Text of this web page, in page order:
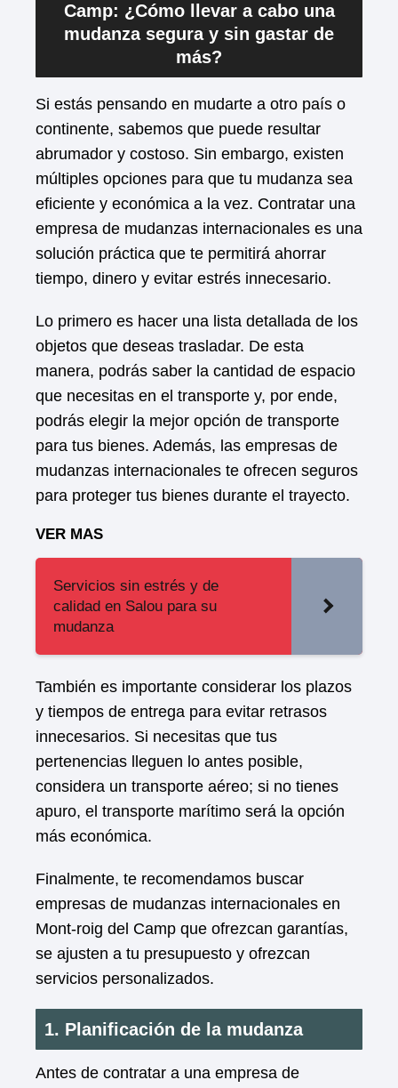
Camp: ¿Cómo llevar a cabo una
mudanza segura y sin gastar de
más?
Si estás pensando en mudarte a otro país o
continente, sabemos que puede resultar
abrumador y costoso. Sin embargo, existen
múltiples opciones para que tu mudanza sea
eficiente y económica a la vez. Contratar una
empresa de mudanzas internacionales es una
solución práctica que te permitirá ahorrar
tiempo, dinero y evitar estrés innecesario.
Lo primero es hacer una lista detallada de los
objetos que deseas trasladar. De esta
manera, podrás saber la cantidad de espacio
que necesitas en el transporte y, por ende,
podrás elegir la mejor opción de transporte
para tus bienes. Además, las empresas de
mudanzas internacionales te ofrecen seguros
para proteger tus bienes durante el trayecto.
VER MAS
Servicios sin estrés y de
calidad en Salou para su
mudanza
También es importante considerar los plazos
y tiempos de entrega para evitar retrasos
innecesarios. Si necesitas que tus
pertenencias lleguen lo antes posible,
considera un transporte aéreo; si no tienes
apuro, el transporte marítimo será la opción
más económica.
Finalmente, te recomendamos buscar
empresas de mudanzas internacionales en
Mont-roig del Camp que ofrezcan garantías,
se ajusten a tu presupuesto y ofrezcan
servicios personalizados.
1. Planificación de la mudanza
Antes de contratar a una empresa de